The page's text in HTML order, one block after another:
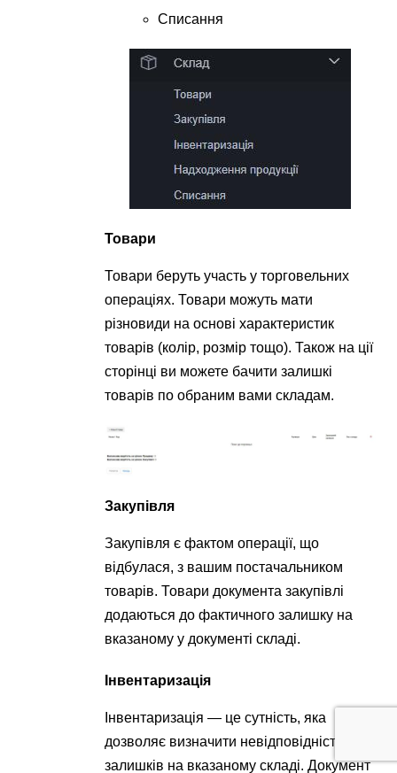
Списання
Товари
Товари беруть участь у торговельних
операціях. Товари можуть мати
різновиди на основі характеристик
товарів (колір, розмір тощо). Також на ції
сторінці ви можете бачити залишкі
товарів по обраним вами складам.
Закупівля
Закупівля є фактом операції, що
відбулася, з вашим постачальником
товарів. Товари документа закупівлі
додаються до фактичного залишку на
вказаному у документі складі.
Інвентаризація
Інвентаризація — це сутність, яка
дозволяє визначити невідповідність
залишків на вказаному складі. Документ